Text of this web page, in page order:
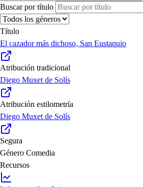
Buscar por título
Título
El cazador más dichoso, San Eustaquio
Atribución tradicional
Diego Muxet de Solís
Atribución estilometría
Diego Muxet de Solís
Segura
Género Comedia
Recursos